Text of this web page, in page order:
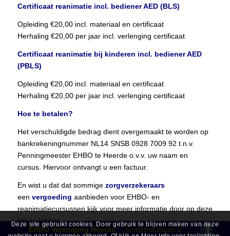
Certificaat reanimatie incl. bediener AED (BLS)
Opleiding €20,00 incl. materiaal en certificaat
Herhaling €20,00 per jaar incl. verlenging certificaat
Certificaat reanimatie bij kinderen incl. bediener AED
(PBLS)
Opleiding €20,00 incl. materiaal en certificaat
Herhaling €20,00 per jaar incl. verlenging certificaat
Hoe te betalen?
Het verschuldigde bedrag dient overgemaakt te worden op
bankrekeningnummer NL14 SNSB 0928 7009 92 t.n.v.
Penningmeester EHBO te Heerde o.v.v. uw naam en
cursus. Hiervoor ontvangt u een factuur.
En wist u dat dat sommige zorgverzekeraars
een vergoeding aanbieden voor EHBO- en
reanimatiecursussen kijk voor meer informatie door op deze
link te klikken.
https://www.independer.nl/zorgverzekering/vergoedingen/ehbo-
EHBO Vereniging HeerdeGodefriduslaan 2
Deze site gebruikt cookies. Door gebruik te blijven maken van deze